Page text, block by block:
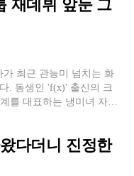
재데뷔 앞둔 그
최근 관능미 넘치는 화
. 동생인 'f(x)' 출신의 크
를 대표하는 냉미녀 자매
다더니 진정한